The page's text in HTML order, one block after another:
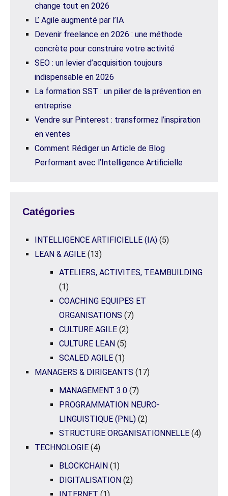
change tout en 2026
L’ Agile augmenté par l’IA
Devenir freelance en 2026 : une méthode
concrète pour construire votre activité
SEO : un levier d’acquisition toujours
indispensable en 2026
La formation SST : un pilier de la prévention en
entreprise
Vendre sur Pinterest : transformez l’inspiration
en ventes
Comment Rédiger un Article de Blog
Performant avec l’Intelligence Artificielle
Catégories
INTELLIGENCE ARTIFICIELLE (IA) (5)
LEAN & AGILE (13)
ATELIERS, ACTIVITES, TEAMBUILDING
(1)
COACHING EQUIPES ET
ORGANISATIONS (7)
CULTURE AGILE (2)
CULTURE LEAN (5)
SCALED AGILE (1)
MANAGERS & DIRIGEANTS (17)
MANAGEMENT 3.0 (7)
PROGRAMMATION NEURO-
LINGUISTIQUE (PNL) (2)
STRUCTURE ORGANISATIONNELLE (4)
TECHNOLOGIE (4)
BLOCKCHAIN (1)
DIGITALISATION (2)